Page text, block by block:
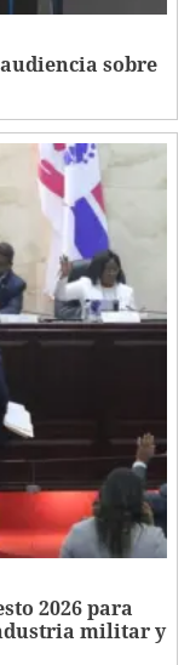
sobre
2026 para
militar y